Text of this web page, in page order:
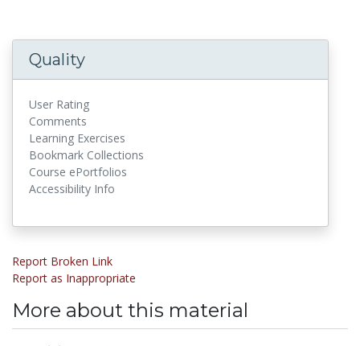
Quality
User Rating
Comments
Learning Exercises
Bookmark Collections
Course ePortfolios
Accessibility Info
Report Broken Link
Report as Inappropriate
More about this material